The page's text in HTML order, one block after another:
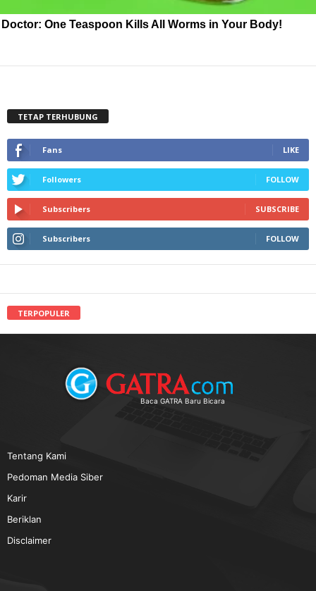
Doctor: One Teaspoon Kills All Worms in Your Body!
TETAP TERHUBUNG
Fans LIKE
Followers FOLLOW
Subscribers SUBSCRIBE
Subscribers FOLLOW